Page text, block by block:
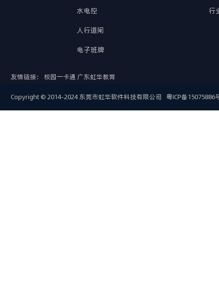
水电控
人行道闸
电子班牌
行
友情链接： 校园一卡通 广东虹华教育
Copyright © 2014-2024 东莞市虹华软件科技有限公司 粤ICP备15075886